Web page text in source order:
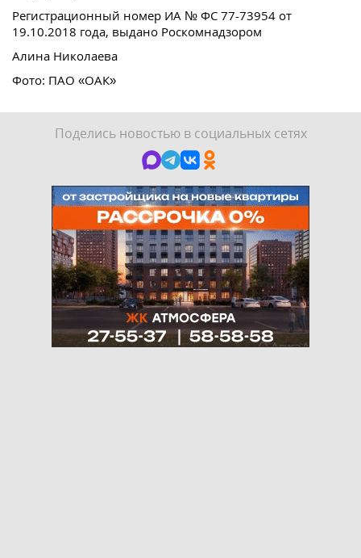
Регистрационный номер ИА № ФС 77-73954 от
19.10.2018 года, выдано Роскомнадзором
Алина Николаева
Фото: ПАО «ОАК»
Поделись новостью в социальных сетях